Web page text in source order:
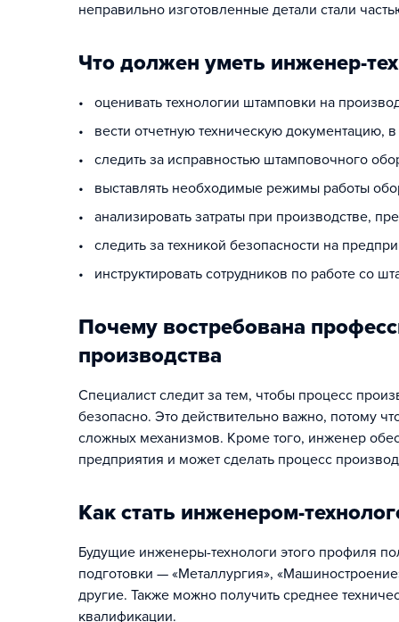
неправильно изготовленные детали стали
Что должен уметь инженер-
• оценивать технологии штамповки на
• вести отчетную техническую документацию,
• следить за исправностью штамповочного
• выставлять необходимые режимы работы
• анализировать затраты при производстве,
• следить за техникой безопасности на
• инструктировать сотрудников по работе со
Почему востребована
производства
Специалист следит за тем, чтобы процесс
безопасно. Это действительно важно, потому
сложных механизмов. Кроме того, инженер
предприятия и может сделать процесс
Как стать инженером-
Будущие инженеры-технологи этого профиля
подготовки — «Металлургия»,
другие. Также можно получить среднее
квалификации.